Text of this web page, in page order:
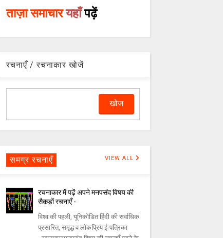
ताज़ा समाचारयहाँपढ़ें
रचनाएँ / रचनाकार खोजें
समग्र रचनाएँ VIEW ALL
रचनाकार में पढ़ें अपने मनपसंद विषय की
सैकड़ों रचनाएँ -
विश्व की पहली, यूनिकोडित हिंदी की सर्वाधिक
प्रसारित, समृद्ध व लोकप्रिय ई-पत्रिका